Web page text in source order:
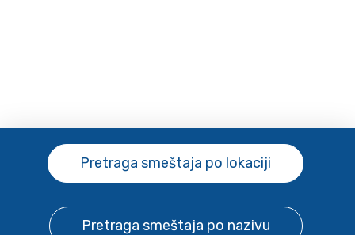
Pretraga smeštaja po lokaciji
Pretraga smeštaja po nazivu